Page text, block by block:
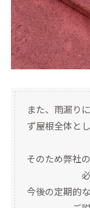
また、雨漏り
ず屋根全体と
そのため弊社
今後の定期的